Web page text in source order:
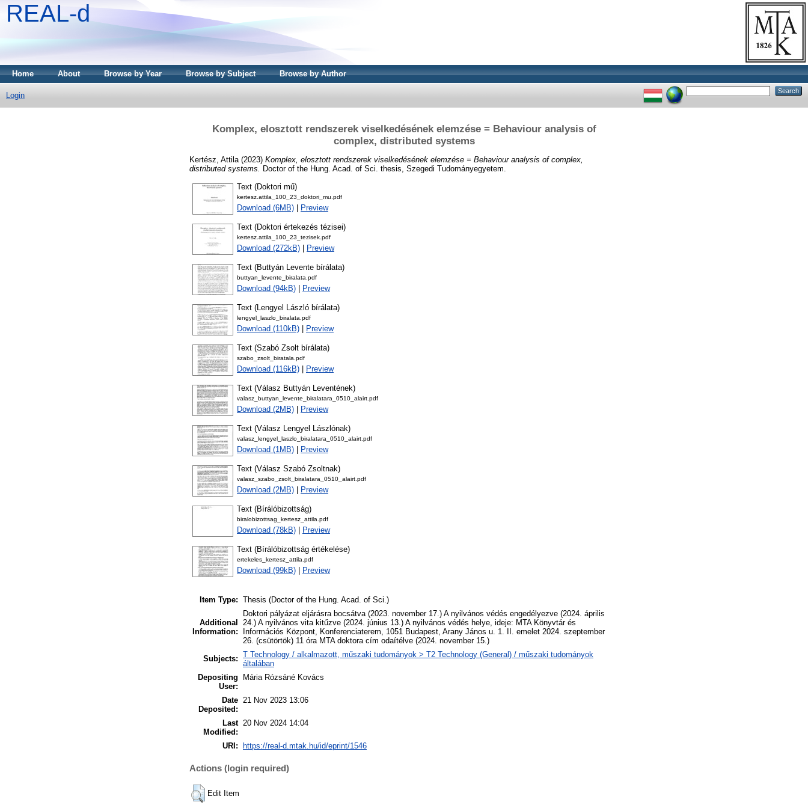
REAL-d
Home About Browse by Year Browse by Subject Browse by Author
Login
Komplex, elosztott rendszerek viselkedésének elemzése = Behaviour analysis of
complex, distributed systems
Kertész, Attila (2023) Komplex, elosztott rendszerek viselkedésének elemzése = Behaviour analysis of complex,
distributed systems.
Doctor of the Hung. Acad. of Sci. thesis, Szegedi Tudományegyetem.
Text (Doktori mű)
kertesz.attila_100_23_doktori_mu.pdf
Download (6MB) Preview
Text (Doktori értekezés tézisei)
kertesz.attila_100_23_tezisek.pdf
Download (272kB) Preview
Text (Buttyán Levente bírálata)
buttyan_levente_biralata.pdf
Download (94kB) Preview
Text (Lengyel László bírálata)
lengyel_laszlo_biralata.pdf
Download (110kB) Preview
Text (Szabó Zsolt bírálata)
szabo_zsolt_biratala.pdf
Download (116kB) Preview
Text (Válasz Buttyán Leventének)
valasz_buttyan_levente_biralatara_0510_alairt.pdf
Download (2MB) Preview
Text (Válasz Lengyel Lászlónak)
valasz_lengyel_laszlo_biralatara_0510_alairt.pdf
Download (1MB) Preview
Text (Válasz Szabó Zsoltnak)
valasz_szabo_zsolt_biralatara_0510_alairt.pdf
Download (2MB) Preview
Text (Bírálóbizottság)
biralobizottsag_kertesz_attila.pdf
Download (78kB) Preview
Text (Bírálóbizottság értékelése)
ertekeles_kertesz_attila.pdf
Download (99kB) Preview
Item Type: Thesis (Doctor of the Hung. Acad. of Sci.)
Additional
Information:
Doktori pályázat eljárásra bocsátva (2023. november 17.) A nyilvános védés engedélyezve (2024. április
24.) A nyilvános vita kitűzve (2024. június 13.) A nyilvános védés helye, ideje: MTA Könyvtár és
Információs Központ, Konferenciaterem, 1051 Budapest, Arany János u. 1. II. emelet 2024. szeptember
26. (csütörtök) 11 óra MTA doktora cím odaítélve (2024. november 15.)
Subjects: T Technology / alkalmazott, műszaki tudományok > T2 Technology (General) / műszaki tudományok
általában
Depositing
User:
Mária Rózsáné Kovács
Date
Deposited:
21 Nov 2023 13:06
Last
Modified:
20 Nov 2024 14:04
URI: https://real-d.mtak.hu/id/eprint/1546
Actions (login required)
Edit Item